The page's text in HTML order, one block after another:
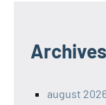
Archives
august